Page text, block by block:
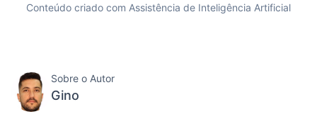
Conteúdo criado com Assistência de Inteligência Artificial
Sobre o Autor
Gino